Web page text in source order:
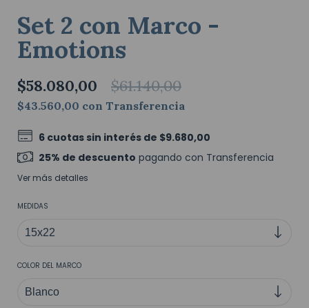
Set 2 con Marco -
Emotions
$58.080,00 $61.140,00
$43.560,00 con Transferencia
6 cuotas sin interés de $9.680,00
25% de descuento pagando con Transferencia
Ver más detalles
MEDIDAS
COLOR DEL MARCO